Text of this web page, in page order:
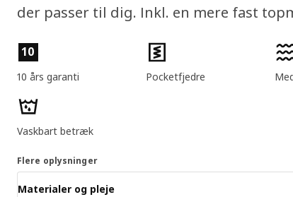
der passer til dig. Inkl. en mere fast
Produktfunktioner
10
10 års garanti Pocketfjedre
Vaskbart betræk
Flere oplysninger
Materialer og pleje